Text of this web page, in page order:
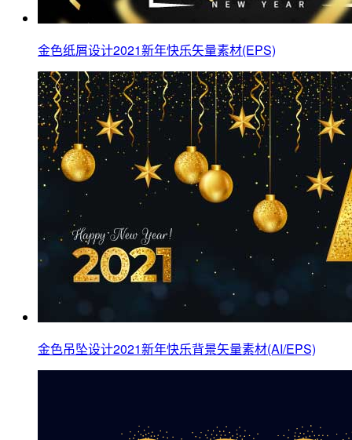
金色纸屑设计2021新年快乐矢量素材(EPS)
金色吊坠设计2021新年快乐背景矢量素材(AI/EPS)